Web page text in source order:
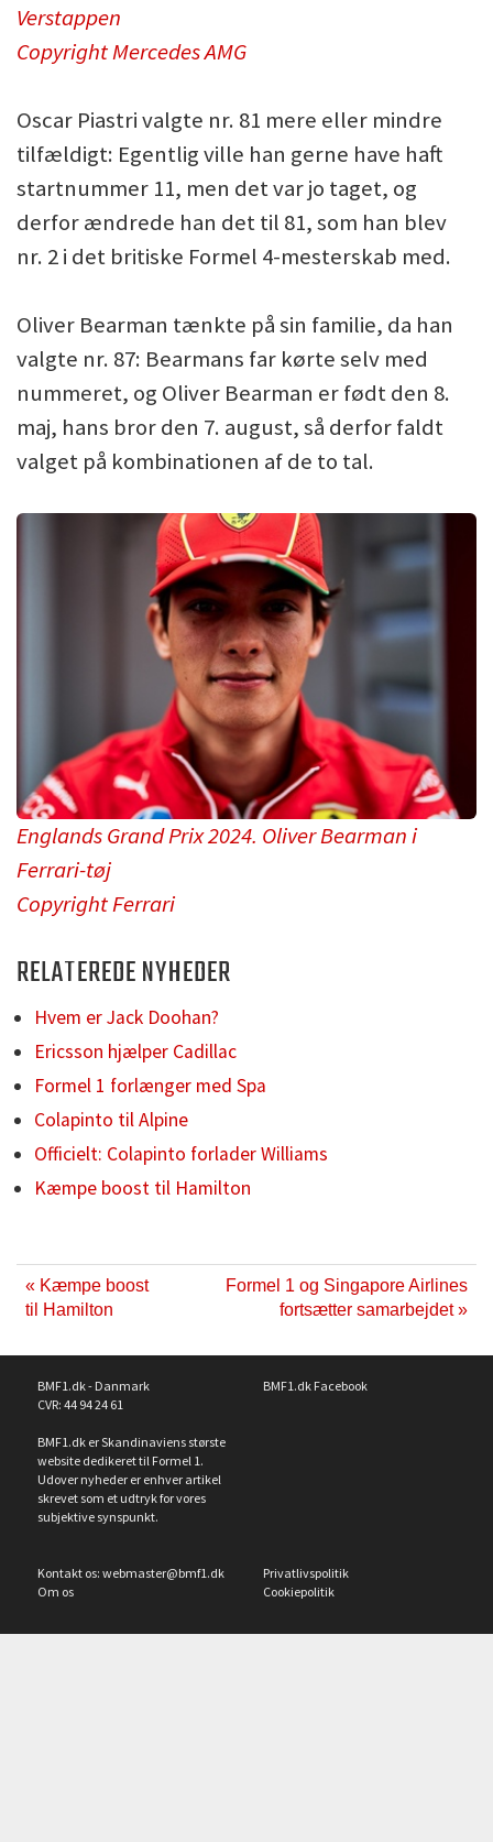
Verstappen
Copyright Mercedes AMG
Oscar Piastri valgte nr. 81 mere eller mindre
tilfældigt: Egentlig ville han gerne have haft
startnummer 11, men det var jo taget, og
derfor ændrede han det til 81, som han blev
nr. 2 i det britiske Formel 4-mesterskab med.
Oliver Bearman tænkte på sin familie, da han
valgte nr. 87: Bearmans far kørte selv med
nummeret, og Oliver Bearman er født den 8.
maj, hans bror den 7. august, så derfor faldt
valget på kombinationen af de to tal.
Englands Grand Prix 2024. Oliver Bearman i
Ferrari-tøj
Copyright Ferrari
RELATEREDE NYHEDER
Hvem er Jack Doohan?
Ericsson hjælper Cadillac
Formel 1 forlænger med Spa
Colapinto til Alpine
Officielt: Colapinto forlader Williams
Kæmpe boost til Hamilton
« Kæmpe boost
til Hamilton
Formel 1 og Singapore Airlines
fortsætter samarbejdet »
BMF1.dk - Danmark
CVR: 44 94 24 61
BMF1.dk er Skandinaviens største
website dedikeret til Formel 1.
Udover nyheder er enhver artikel
skrevet som et udtryk for vores
subjektive synspunkt.
BMF1.dk Facebook
Kontakt os: webmaster@bmf1.dk
Om os
Privatlivspolitik
Cookiepolitik